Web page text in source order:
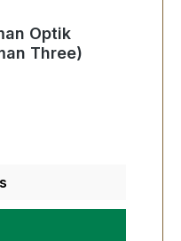
Optik
Three)